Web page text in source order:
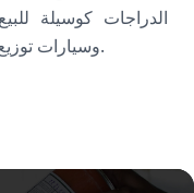
الدراجات كوسيلة
وسيارات توزيع لنشر منتجاتنا في جميع أنحاء الأرخبيل.